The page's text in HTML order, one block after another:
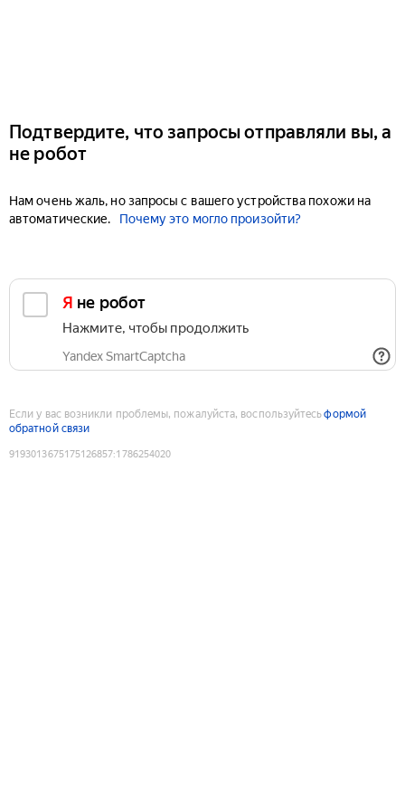
Подтвердите, что запросы отправляли вы, а
не робот
Нам очень жаль, но запросы с вашего устройства похожи на
автоматические.
Почему это могло произойти?
Я не робот
Нажмите, чтобы продолжить
Yandex SmartCaptcha
Если у вас возникли проблемы, пожалуйста, воспользуйтесьформой
обратной связи
9193013675175126857:1786254020